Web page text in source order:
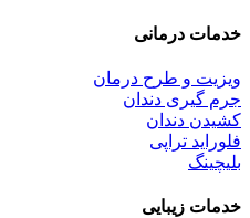
خدمات درمانی
ویزیت و طرح درمان
جرم گیری دندان
کشیدن دندان
فلوراید تراپی
بلیچینگ
خدمات زیبایی